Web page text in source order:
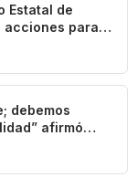
Estatal de
para
debemos
afirmó